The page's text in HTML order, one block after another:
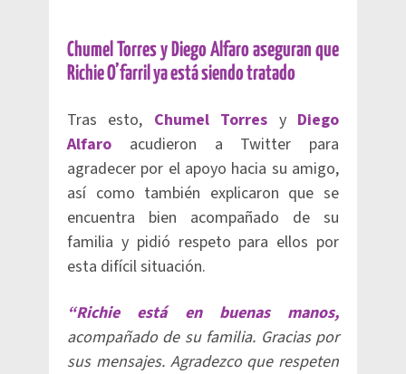
Chumel Torres y Diego Alfaro aseguran que
Richie O’farril ya está siendo tratado
Tras esto, Chumel Torres y Diego
Alfaro acudieron a Twitter para
agradecer por el apoyo hacia su amigo,
así como también explicaron que se
encuentra bien acompañado de su
familia y pidió respeto para ellos por
esta difícil situación.
“Richie está en buenas manos,
acompañado de su familia. Gracias por
sus mensajes. Agradezco que respeten